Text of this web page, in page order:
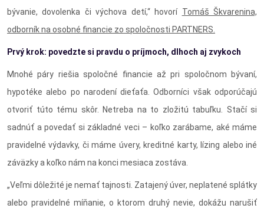
bývanie, dovolenka či výchova detí,“ hovorí Tomáš Škvarenina,
odborník na osobné financie zo spoločnosti PARTNERS.
Prvý krok: povedzte si pravdu o príjmoch, dlhoch aj zvykoch
Mnohé páry riešia spoločné financie až pri spoločnom bývaní,
hypotéke alebo po narodení dieťaťa. Odborníci však odporúčajú
otvoriť túto tému skôr. Netreba na to zložitú tabuľku. Stačí si
sadnúť a povedať si základné veci – koľko zarábame, aké máme
pravidelné výdavky, či máme úvery, kreditné karty, lízing alebo iné
záväzky a koľko nám na konci mesiaca zostáva.
„Veľmi dôležité je nemať tajnosti. Zatajený úver, neplatené splátky
alebo pravidelné míňanie, o ktorom druhý nevie, dokážu narušiť